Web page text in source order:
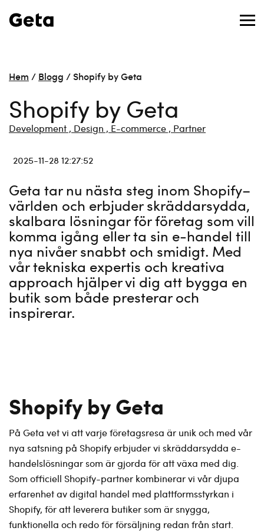
Hem / Blogg /Shopify by Geta
Shopify by Geta
Development , Design , E-commerce , Partner
2025-11-28 12:27:52
Geta tar nu nästa steg inom Shopify–
världen och erbjuder skräddarsydda,
skalbara lösningar för företag som vill
komma igång eller ta sin e-handel till
nya nivåer snabbt och smidigt. Med
vår tekniska expertis och kreativa
approach hjälper vi dig att bygga en
butik som både presterar och
inspirerar.
Shopify by Geta
På Geta vet vi att varje företagsresa är unik och med vår
nya satsning på Shopify erbjuder vi skräddarsydda e-
handelslösningar som är gjorda för att växa med dig.
Som officiell Shopify-partner kombinerar vi vår djupa
erfarenhet av digital handel med plattformsstyrkan i
Shopify, för att leverera butiker som är snygga,
funktionella och redo för försäljning redan från start.